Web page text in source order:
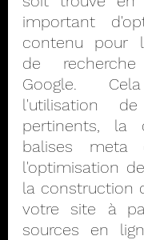
important
contenu pour
de
Google.
l'utilisation
pertinents, la
balises meta
l'optimisation
la construction
votre site à
sources en